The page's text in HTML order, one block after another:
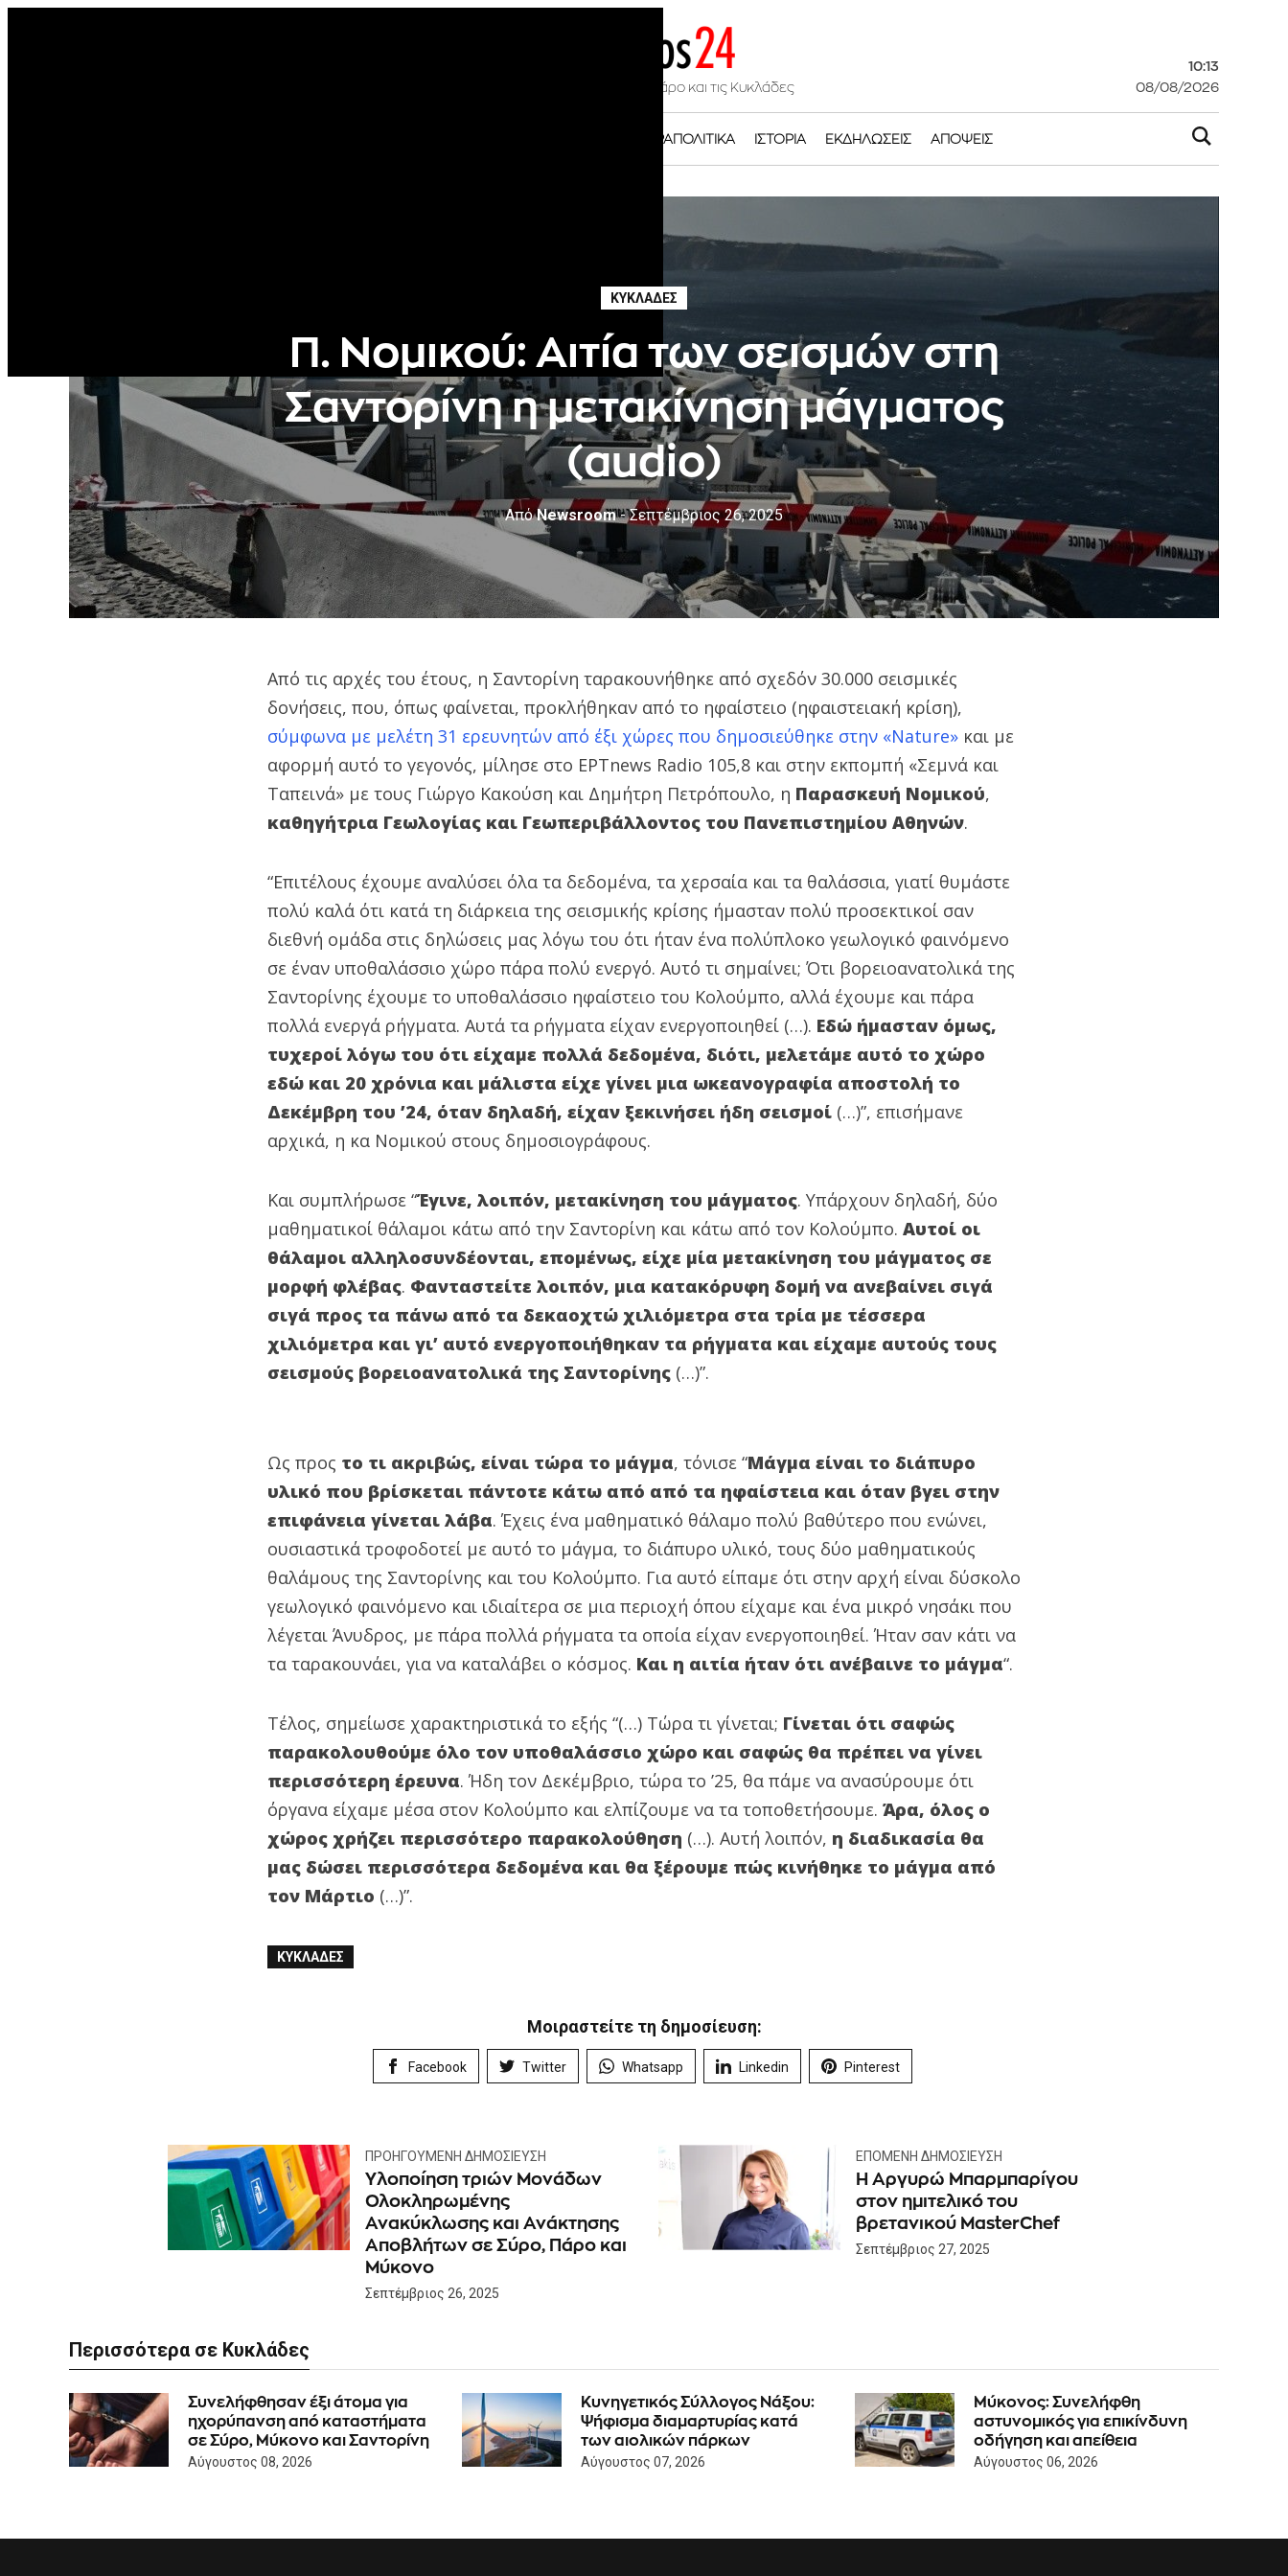
Νέα και ειδήσεις για την Πάρο και τις Κυκλάδες
10:13
08/08/2026
ΠΑΡΑΠΟΛΙΤΙΚΆ ΙΣΤΟΡΊΑ ΕΚΔΗΛΏΣΕΙΣ ΑΠΌΨΕΙΣ
ΚΥΚΛΆΔΕΣ
Π. Νομικού: Αιτία των σεισμών στη
Σαντορίνη η μετακίνηση μάγματος
(audio)
ΑπόNewsroom - Σεπτέμβριος 26, 2025
Από τις αρχές του έτους, η Σαντορίνη ταρακουνήθηκε από σχεδόν 30.000 σεισμικές
δονήσεις, που, όπως φαίνεται, προκλήθηκαν από το ηφαίστειο (ηφαιστειακή κρίση),
σύμφωνα με μελέτη 31 ερευνητών από έξι χώρες που δημοσιεύθηκε στην «Nature» και με
αφορμή αυτό το γεγονός, μίλησε στο ΕΡΤnews Radio 105,8 και στην εκπομπή «Σεμνά και
Ταπεινά» με τους Γιώργο Κακούση και Δημήτρη Πετρόπουλο, η Παρασκευή Νομικού,
καθηγήτρια Γεωλογίας και Γεωπεριβάλλοντος του Πανεπιστημίου Αθηνών.
“Επιτέλους έχουμε αναλύσει όλα τα δεδομένα, τα χερσαία και τα θαλάσσια, γιατί θυμάστε
πολύ καλά ότι κατά τη διάρκεια της σεισμικής κρίσης ήμασταν πολύ προσεκτικοί σαν
διεθνή ομάδα στις δηλώσεις μας λόγω του ότι ήταν ένα πολύπλοκο γεωλογικό φαινόμενο
σε έναν υποθαλάσσιο χώρο πάρα πολύ ενεργό. Αυτό τι σημαίνει; Ότι βορειοανατολικά της
Σαντορίνης έχουμε το υποθαλάσσιο ηφαίστειο του Κολούμπο, αλλά έχουμε και πάρα
πολλά ενεργά ρήγματα. Αυτά τα ρήγματα είχαν ενεργοποιηθεί (…). Εδώ ήμασταν όμως,
τυχεροί λόγω του ότι είχαμε πολλά δεδομένα, διότι, μελετάμε αυτό το χώρο
εδώ και 20 χρόνια και μάλιστα είχε γίνει μια ωκεανογραφία αποστολή το
Δεκέμβρη του ’24, όταν δηλαδή, είχαν ξεκινήσει ήδη σεισμοί (…)”, επισήμανε
αρχικά, η κα Νομικού στους δημοσιογράφους.
Και συμπλήρωσε “Έγινε, λοιπόν, μετακίνηση του μάγματος. Υπάρχουν δηλαδή, δύο
μαθηματικοί θάλαμοι κάτω από την Σαντορίνη και κάτω από τον Κολούμπο. Αυτοί οι
θάλαμοι αλληλοσυνδέονται, επομένως, είχε μία μετακίνηση του μάγματος σε
μορφή φλέβας. Φανταστείτε λοιπόν, μια κατακόρυφη δομή να ανεβαίνει σιγά
σιγά προς τα πάνω από τα δεκαοχτώ χιλιόμετρα στα τρία με τέσσερα
χιλιόμετρα και γι’ αυτό ενεργοποιήθηκαν τα ρήγματα και είχαμε αυτούς τους
σεισμούς βορειοανατολικά της Σαντορίνης (…)”.
Ως προς το τι ακριβώς, είναι τώρα το μάγμα, τόνισε “Μάγμα είναι το διάπυρο
υλικό που βρίσκεται πάντοτε κάτω από από τα ηφαίστεια και όταν βγει στην
επιφάνεια γίνεται λάβα. Έχεις ένα μαθηματικό θάλαμο πολύ βαθύτερο που ενώνει,
ουσιαστικά τροφοδοτεί με αυτό το μάγμα, το διάπυρο υλικό, τους δύο μαθηματικούς
θαλάμους της Σαντορίνης και του Κολούμπο. Για αυτό είπαμε ότι στην αρχή είναι δύσκολο
γεωλογικό φαινόμενο και ιδιαίτερα σε μια περιοχή όπου είχαμε και ένα μικρό νησάκι που
λέγεται Άνυδρος, με πάρα πολλά ρήγματα τα οποία είχαν ενεργοποιηθεί. Ήταν σαν κάτι να
τα ταρακουνάει, για να καταλάβει ο κόσμος. Και η αιτία ήταν ότι ανέβαινε το μάγμα“.
Τέλος, σημείωσε χαρακτηριστικά το εξής “(…) Τώρα τι γίνεται; Γίνεται ότι σαφώς
παρακολουθούμε όλο τον υποθαλάσσιο χώρο και σαφώς θα πρέπει να γίνει
περισσότερη έρευνα. Ήδη τον Δεκέμβριο, τώρα το ’25, θα πάμε να ανασύρουμε ότι
όργανα είχαμε μέσα στον Κολούμπο και ελπίζουμε να τα τοποθετήσουμε. Άρα, όλος ο
χώρος χρήζει περισσότερο παρακολούθηση (…). Αυτή λοιπόν, η διαδικασία θα
μας δώσει περισσότερα δεδομένα και θα ξέρουμε πώς κινήθηκε το μάγμα από
τον Μάρτιο (…)”.
ΚΥΚΛΆΔΕΣ
Μοιραστείτε τη δημοσίευση:
Facebook Twitter Whatsapp Linkedin Pinterest
ΠΡΟΗΓΟΎΜΕΝΗ ΔΗΜΟΣΊΕΥΣΗ
Yλοποίηση τριών Μονάδων
Ολοκληρωμένης
Ανακύκλωσης και Ανάκτησης
Αποβλήτων σε Σύρο, Πάρο και
Μύκονο
Σεπτέμβριος 26, 2025
ΕΠΌΜΕΝΗ ΔΗΜΟΣΊΕΥΣΗ
H Αργυρώ Μπαρμπαρίγου
στον ημιτελικό του
βρετανικού MasterChef
Σεπτέμβριος 27, 2025
Περισσότερα σε Κυκλάδες
Συνελήφθησαν έξι άτομα για
ηχορύπανση από καταστήματα
σε Σύρο, Μύκονο και Σαντορίνη
Αύγουστος 08, 2026
Κυνηγετικός Σύλλογος Νάξου:
Ψήφισμα διαμαρτυρίας κατά
των αιολικών πάρκων
Αύγουστος 07, 2026
Μύκονος: Συνελήφθη
αστυνομικός για επικίνδυνη
οδήγηση και απείθεια
Αύγουστος 06, 2026